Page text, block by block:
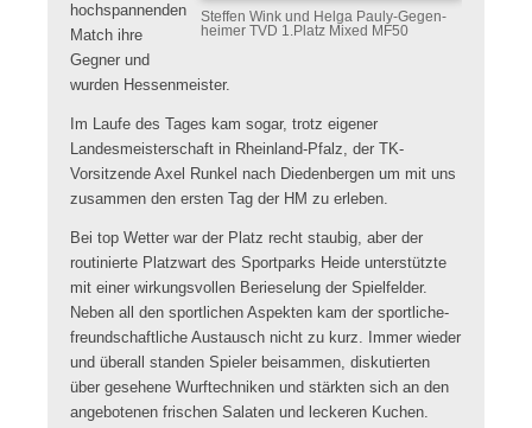
Steffen Wink und Helga Pauly-Gegen-
heimer TVD 1.Platz Mixed MF50
hochspannenden
Match ihre
Gegner und
wurden Hessenmeister.
Im Laufe des Tages kam sogar, trotz eigener
Landesmeisterschaft in Rheinland-Pfalz, der TK-
Vorsitzende Axel Runkel nach Diedenbergen um mit uns
zusammen den ersten Tag der HM zu erleben.
Bei top Wetter war der Platz recht staubig, aber der
routinierte Platzwart des Sportparks Heide unterstützte
mit einer wirkungsvollen Berieselung der Spielfelder.
Neben all den sportlichen Aspekten kam der sportliche-
freundschaftliche Austausch nicht zu kurz. Immer wieder
und überall standen Spieler beisammen, diskutierten
über gesehene Wurftechniken und stärkten sich an den
angebotenen frischen Salaten und leckeren Kuchen.